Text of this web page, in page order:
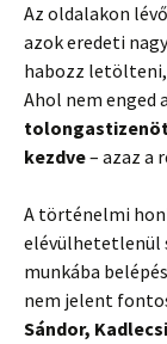
Az oldalakon
azok eredeti
habozz letölteni,
Ahol nem enged a
kezdve– azaz a
A történelmi
elévülhetetlenül
munkába
nem jelent
Sándor,